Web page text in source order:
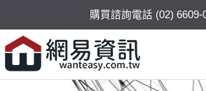
購買諮詢電話 (02) 6609-